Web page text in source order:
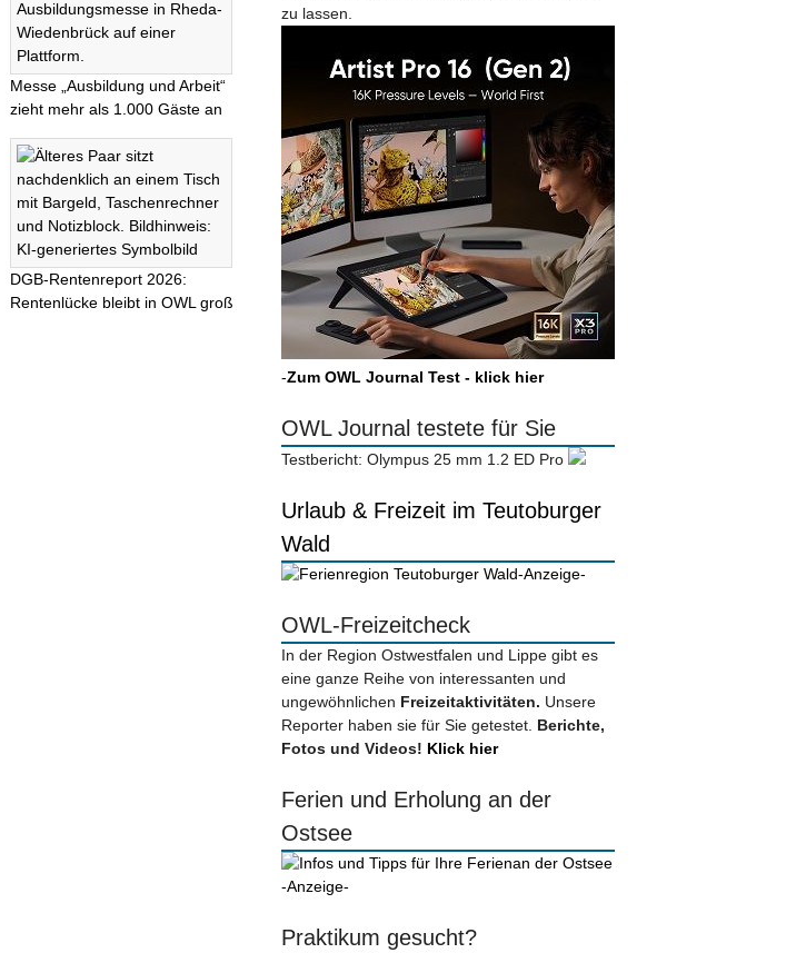
Messe „Ausbildung und Arbeit“
zieht mehr als 1.000 Gäste an
DGB-Rentenreport 2026:
Rentenlücke bleibt in OWL groß
zu lassen.
-Zum OWL Journal Test - klick hier
OWL Journal testete für Sie
Testbericht: Olympus 25 mm 1.2 ED Pro
Urlaub & Freizeit im Teutoburger
Wald
-Anzeige-
OWL-Freizeitcheck
In der Region Ostwestfalen und Lippe gibt es
eine ganze Reihe von interessanten und
ungewöhnlichen Freizeitaktivitäten. Unsere
Reporter haben sie für Sie getestet. Berichte,
Fotos und Videos! Klick hier
Ferien und Erholung an der
Ostsee
-Anzeige-
Praktikum gesucht?